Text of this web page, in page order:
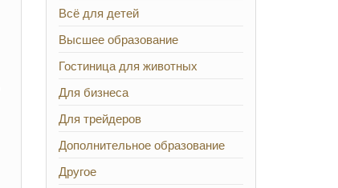
Всё для детей
Высшее образование
Гостиница для животных
Для бизнеса
Для трейдеров
Дополнительное образование
Другое